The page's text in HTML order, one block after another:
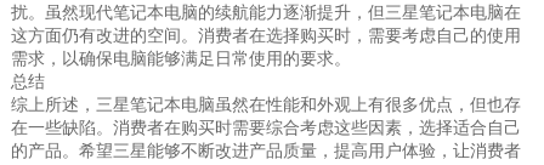
扰。虽然现代笔记本电脑的续航能力逐渐提升，但三星笔记本电脑在
这方面仍有改进的空间。消费者在选择购买时，需要考虑自己的使用
需求，以确保电脑能够满足日常使用的要求。
总结
综上所述，三星笔记本电脑虽然在性能和外观上有很多优点，但也存
在一些缺陷。消费者在购买时需要综合考虑这些因素，选择适合自己
的产品。希望三星能够不断改进产品质量，提高用户体验，让消费者